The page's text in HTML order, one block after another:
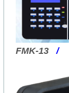
FMK-13/